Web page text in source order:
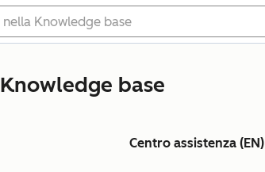
Knowledge base
Centro assistenza (EN)